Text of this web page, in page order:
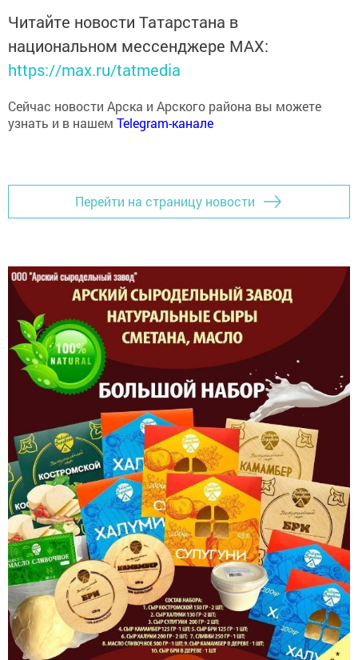
Читайте новости Татарстана в
национальном мессенджере MАХ:
https://max.ru/tatmedia
Сейчас новости Арска и Арского района вы можете
узнать и в нашемTelegram-канале
Перейти на страницу новости